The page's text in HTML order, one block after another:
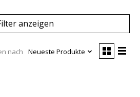
anzeigen
nach Neueste Produkte